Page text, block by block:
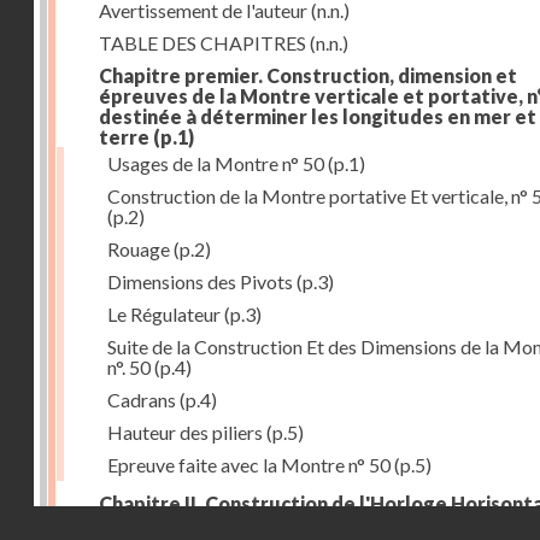
Avertissement de l'auteur(n.n.)
TABLE DES CHAPITRES (n.n.)
Chapitre premier. Construction, dimension et
épreuves de la Montre verticale et portative,
destinée à déterminer les longitudes en mer et
terre (p.1)
Usages de la Montre n° 50(p.1)
Construction de la Montre portative Et verticale, n°
(p.2)
Rouage(p.2)
Dimensions des Pivots (p.3)
Le Régulateur(p.3)
Suite de la Construction Et des Dimensions de la
n°. 50(p.4)
Cadrans (p.4)
Hauteur des piliers (p.5)
Epreuve faite avec la Montre n° 50(p.5)
Chapitre II. Construction de l'Horloge